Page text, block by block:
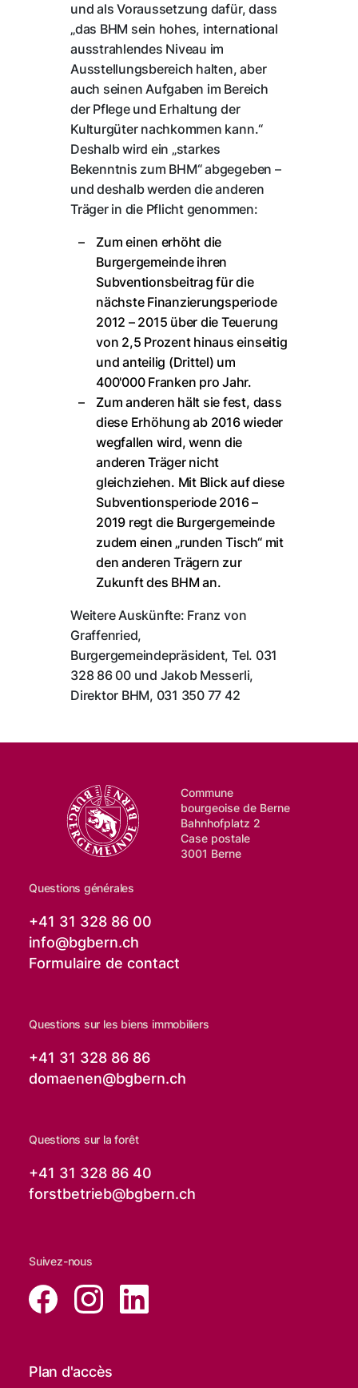
und als Voraussetzung dafür, dass
„das BHM sein hohes, international
ausstrahlendes Niveau im
Ausstellungsbereich halten, aber
auch seinen Aufgaben im Bereich
der Pflege und Erhaltung der
Kulturgüter nachkommen kann.“
Deshalb wird ein „starkes
Bekenntnis zum BHM“ abgegeben –
und deshalb werden die anderen
Träger in die Pflicht genommen:
Zum einen erhöht die
Burgergemeinde ihren
Subventionsbeitrag für die
nächste Finanzierungsperiode
2012 – 2015 über die Teuerung
von 2,5 Prozent hinaus einseitig
und anteilig (Drittel) um
400'000 Franken pro Jahr.
Zum anderen hält sie fest, dass
diese Erhöhung ab 2016 wieder
wegfallen wird, wenn die
anderen Träger nicht
gleichziehen. Mit Blick auf diese
Subventionsperiode 2016 –
2019 regt die Burgergemeinde
zudem einen „runden Tisch“ mit
den anderen Trägern zur
Zukunft des BHM an.
Weitere Auskünfte: Franz von
Graffenried,
Burgergemeindepräsident, Tel. 031
328 86 00 und Jakob Messerli,
Direktor BHM, 031 350 77 42
Commune
bourgeoise de Berne
Bahnhofplatz 2
Case postale
3001 Berne
Questions générales
+41 31 328 86 00
info@bgbern.ch
Formulaire de contact
Questions sur les biens immobiliers
+41 31 328 86 86
domaenen@bgbern.ch
Questions sur la forêt
+41 31 328 86 40
forstbetrieb@bgbern.ch
Suivez-nous
Plan d'accès